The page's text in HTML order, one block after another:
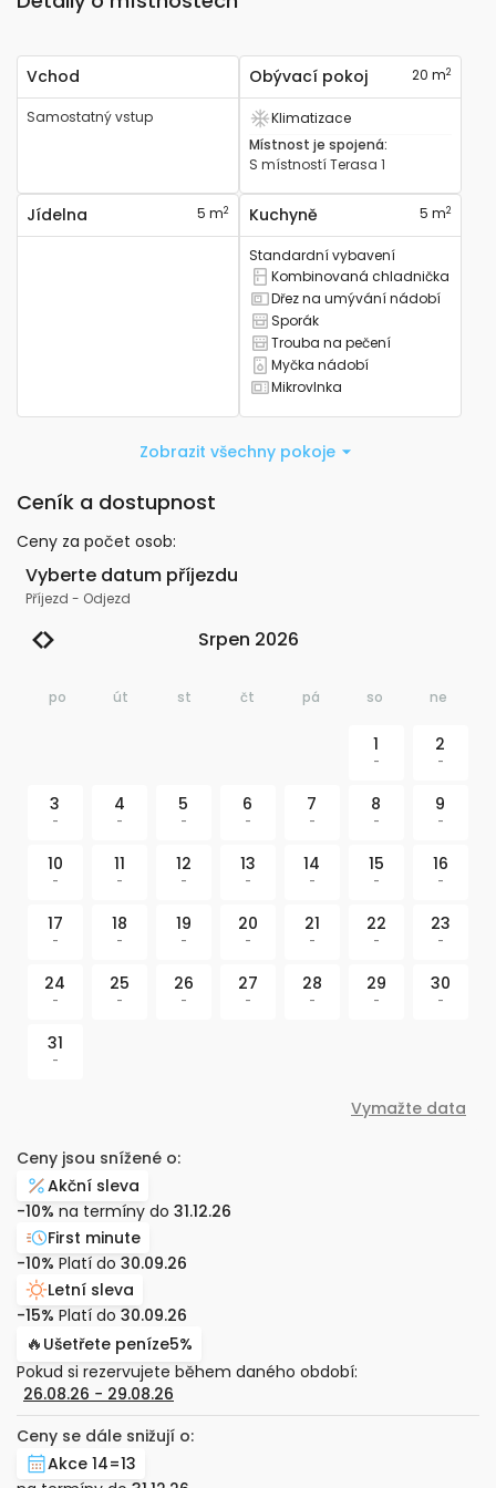
Vchod
Samostatný vstup
Obývací pokoj 20 m2
Má klimatizaci
Klimatizace
Místnost je spojená:
S místnostíTerasa 1
Jídelna 5 m2 Kuchyně 5 m2
Standardní vybavení
Má kombinovanou lednici
Kombinovaná chladnička
Má kuchyňský dřez
Dřez na umývání nádobí
Má sporák
Sporák
Má troubu na pečení
Trouba na pečení
Má myčku nádobí
Myčka nádobí
Má mikrovlnku
Mikrovlnka
Zobrazit všechny pokoje
Ceník a dostupnost
Ceny za počet osob:
Vyberte datum příjezdu
Příjezd - Odjezd
Srpen 2026
po út st čt pá so ne
1
-
2
-
3
-
4
-
5
-
6
-
7
-
8
-
9
-
10
-
11
-
12
-
13
-
14
-
15
-
16
-
17
-
18
-
19
-
20
-
21
-
22
-
23
-
24
-
25
-
26
-
27
-
28
-
29
-
30
-
31
-
Vymažte data
Ceny jsou snížené o:
Akční sleva
-10% na termíny do 31.12.26
First minute
-10% Platí do 30.09.26
Letní sleva
-15% Platí do 30.09.26
🔥 Ušetřete peníze5%
Pokud si rezervujete během daného období:
26.08.26 − 29.08.26
Ceny se dále snižují o:
Akce 14=13